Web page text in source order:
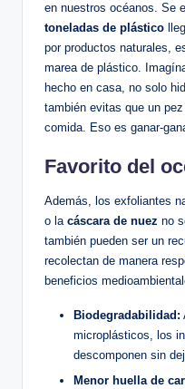
en nuestros océanos. Se
toneladas de plástico
por productos naturales,
marea de plástico.
hecho en casa, no solo
también evitas que un
comida. Eso es ganar-
Favorito del
Además, los exfoliantes
o la cáscara de nuez no
también pueden ser un
recolectan de manera
beneficios
Biodegradabilidad:
microplásticos, los
descomponen sin
Menor huella de